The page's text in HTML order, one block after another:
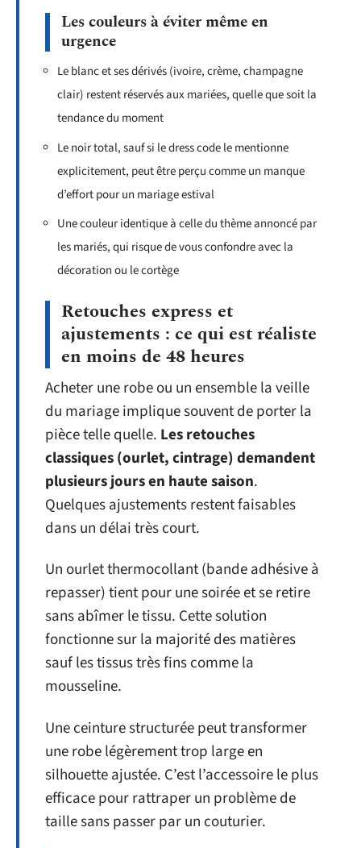
Les couleurs à éviter même en
urgence
Le blanc et ses dérivés (ivoire, crème, champagne
clair) restent réservés aux mariées, quelle que soit la
tendance du moment
Le noir total, sauf si le dress code le mentionne
explicitement, peut être perçu comme un manque
d’effort pour un mariage estival
Une couleur identique à celle du thème annoncé par
les mariés, qui risque de vous confondre avec la
décoration ou le cortège
Retouches express et
ajustements : ce qui est réaliste
en moins de 48 heures
Acheter une robe ou un ensemble la veille
du mariage implique souvent de porter la
pièce telle quelle. Les retouches
classiques (ourlet, cintrage) demandent
plusieurs jours en haute saison.
Quelques ajustements restent faisables
dans un délai très court.
Un ourlet thermocollant (bande adhésive à
repasser) tient pour une soirée et se retire
sans abîmer le tissu. Cette solution
fonctionne sur la majorité des matières
sauf les tissus très fins comme la
mousseline.
Une ceinture structurée peut transformer
une robe légèrement trop large en
silhouette ajustée. C’est l’accessoire le plus
efficace pour rattraper un problème de
taille sans passer par un couturier.